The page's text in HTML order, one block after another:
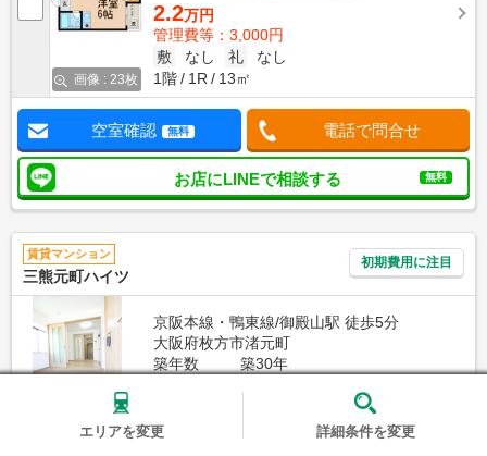
画像 : 23枚
2.2万円
管理費等：3,000円
敷
なし 礼
なし
1階
1R 13㎡
空室確認 無料 電話で問合せ
お店にLINEで相談する 無料
賃貸マンション
三熊元町ハイツ
初期費用に注目
京阪本線・鴨東線/御殿山駅 徒歩5分
大阪府枚方市渚元町
築年数
築30年
家賃クレジット払い可（※保証会社利用等条件有）
エリアを変更 詳細条件を変更